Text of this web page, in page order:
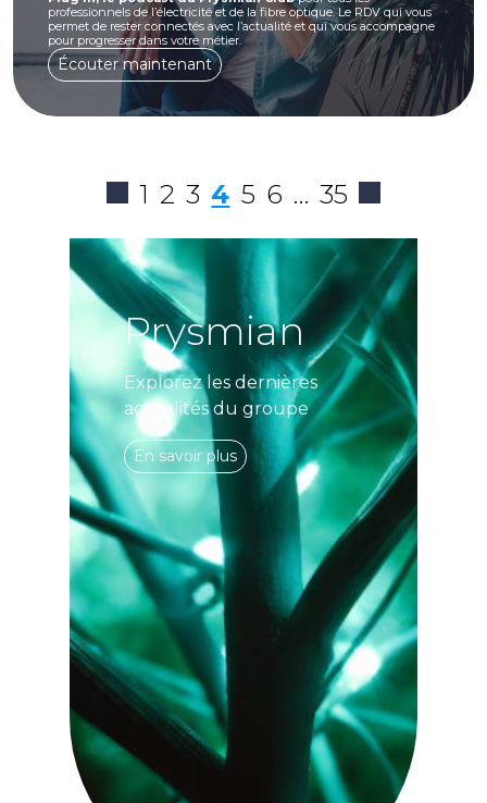
professionnels de l’électricité et de la fibre optique. Le RDV qui vous
permet de rester connectés avec l’actualité et qui vous accompagne
pour progresser dans votre métier.
Écouter maintenant
1 2 3 4 5 6 … 35
Prysmian
Explorez les dernières
actualités du groupe
En savoir plus